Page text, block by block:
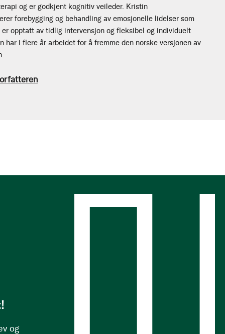
og er godkjent kognitiv veileder. Kristin
forebygging og behandling av emosjonelle lidelser som
er opptatt av tidlig intervensjon og fleksibel og individuelt
har i flere år arbeidet for å fremme den norske versjonen av
og